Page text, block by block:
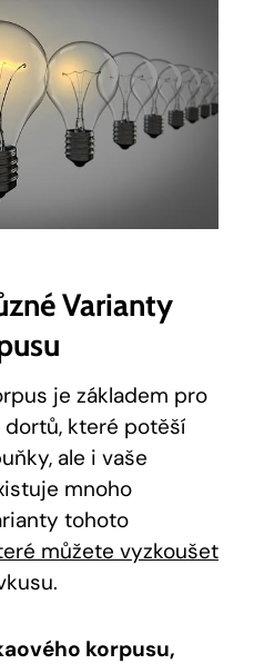
Varianty
je základem pro
které⁤ potěší
ale⁢ i vaše
mnoho
tohoto
můžete vyzkoušet
korpusu,